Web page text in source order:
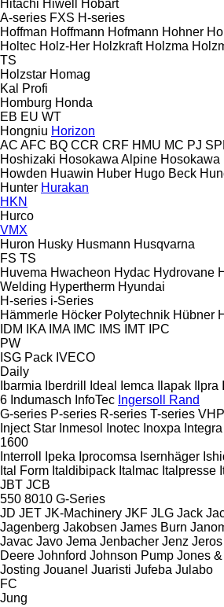
Hitachi Hiwell
Hobart
A-series FXS H-series
Hoffman Hoffmann Hofmann Hohner
Holtec Holz-Her Holzkraft Holzma
TS
Holzstar Homag
Kal
Profi
Homburg Honda
EB EU WT
Hongniu Horizon
AC AFC BQ CCR CRF HMU MC PJ
Hoshizaki Hosokawa Alpine Hosokawa
Howden Huawin Huber Hugo Beck
Hunter Hurakan
HKN
Hurco
VMX
Huron Husky Husmann Husqvarna
FS TS
Huvema Hwacheon Hydac Hydrovane
Welding Hypertherm Hyundai
H-series i-Series
Hämmerle Höcker Polytechnik Hübner
IDM
IKA IMA IMC IMS IMT IPC
PW
ISG Pack IVECO
Daily
Ibarmia
Iberdrill Ideal Iemca Ilapak Ilpra
6 Indumasch InfoTec Ingersoll Rand
G-series P-series R-series T-series VHP
Inject Star Inmesol Inotec Inoxpa Integra
1600
Interroll
Ipeka Iprocomsa Isernhäger
Ital Form Italdibipack Italmac Italpresse
JBT JCB
550 8010 G-Series
JD JET JK-Machinery JKF JLG Jack
Jagenberg Jakobsen James Burn
Javac Javo Jema Jenbacher Jenz Jeros
Deere Johnford Johnson Pump Jones
Josting Jouanel Juaristi Jufeba Julabo
FC
Jung